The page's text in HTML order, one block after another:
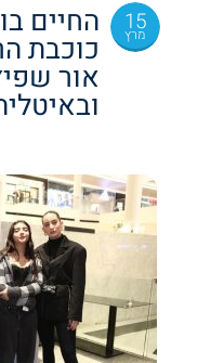
15
מרץ החיים
כוכבת
אור